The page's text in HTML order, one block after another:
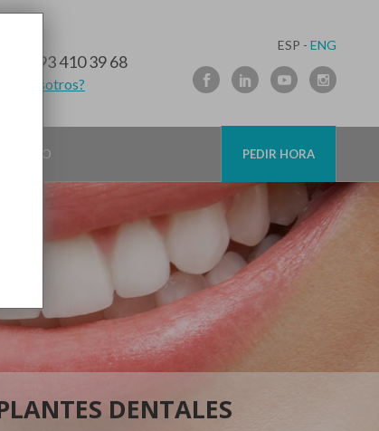
93 410 39 68
nosotros?
ESP - ENG
PEDIR HORA
DENTALES